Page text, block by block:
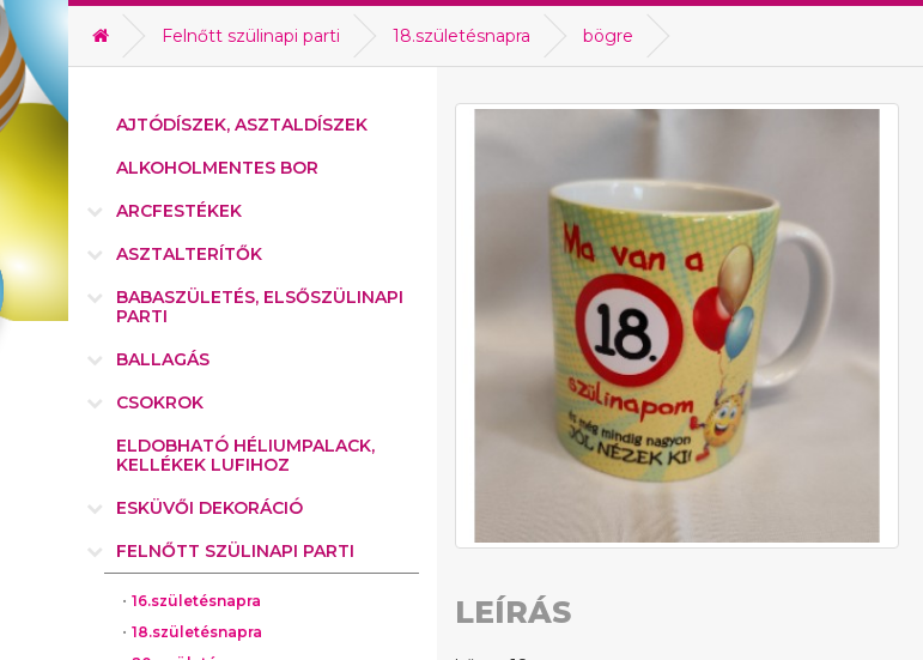
Felnőtt szülinapi parti 18.születésnapra bögre
AJTÓDÍSZEK, ASZTALDÍSZEK
ALKOHOLMENTES BOR
ARCFESTÉKEK
ASZTALTERÍTŐK
BABASZÜLETÉS, ELSŐSZÜLINAPI
PARTI
BALLAGÁS
CSOKROK
ELDOBHATÓ HÉLIUMPALACK,
KELLÉKEK LUFIHOZ
ESKÜVŐI DEKORÁCIÓ
FELNŐTT SZÜLINAPI PARTI
16.születésnapra
18.születésnapra
LEÍRÁS